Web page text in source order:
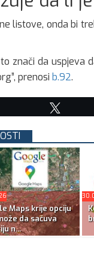
listove, onda bi
znači da uspjeva
prenosi b.92.
Maps krije opciju
da sačuva
n...